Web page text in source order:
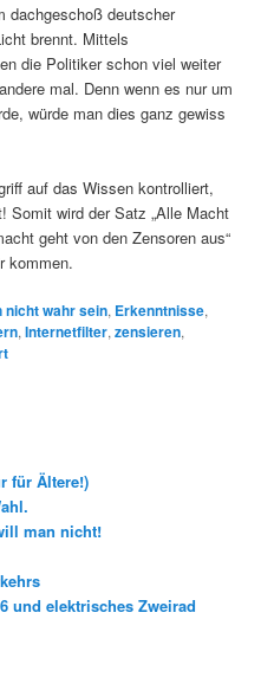
dachgeschoß deutscher
brennt. Mittels
die Politiker schon viel weiter
mal. Denn wenn es nur um
würde man dies ganz gewiss
auf das Wissen kontrolliert,
Somit wird der Satz „Alle Macht
geht von den Zensoren aus“
kommen.
nicht wahr sein, Erkenntnisse,
,Internetfilter,zensieren,
für Ältere!)
man nicht!
und elektrisches Zweirad